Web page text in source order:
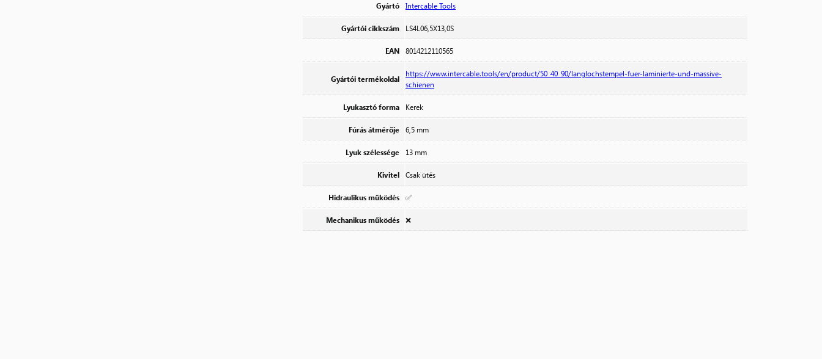
Gyártó Intercable Tools
Gyártói cikkszám LS4L06,5X13,0S
EAN 8014212110565
Gyártói termékoldal
https://www.intercable.tools/en/product/50_40_90/langlochstempel-fuer-laminierte-und-massive-
schienen
Lyukasztó forma Kerek
Fúrás átmérője 6,5 mm
Lyuk szélessége 13 mm
Kivitel Csak ütés
Hidraulikus működés ✅
Mechanikus működés ❌